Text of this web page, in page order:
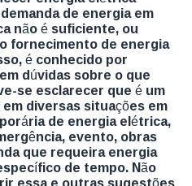
de energia em
não é suficiente, ou
fornecimento de energia
é conhecido por
dúvidas sobre o que
se esclarecer que é um
diversas situações em
de energia elétrica,
evento, obras
que requeira energia
de tempo. Não